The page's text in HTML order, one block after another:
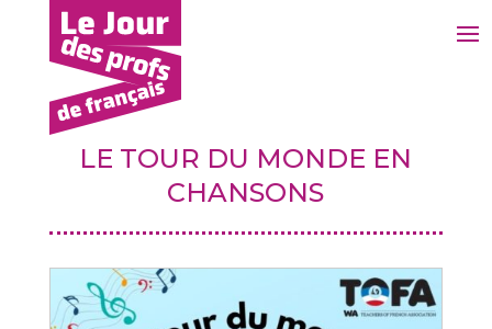
LE TOUR DU MONDE EN
CHANSONS
1